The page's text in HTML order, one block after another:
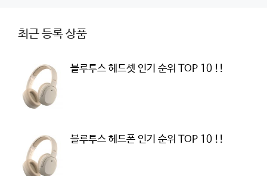
최근 등록 상품
블루투스 헤드셋 인기 순위 TOP 10 !!
블루투스 헤드폰 인기 순위 TOP 10 !!